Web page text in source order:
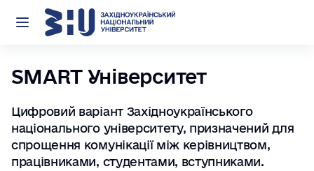
Відкрити меню
SMART Університет
Цифровий варіант Західноукраїнського
національного університету, призначений для
спрощення комунікації між керівництвом,
працівниками, студентами, вступниками.